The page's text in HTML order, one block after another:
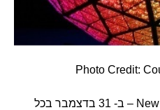
Photo Credit:
New Year's Eve at Times Square – ב- 31 בדצמבר בכל